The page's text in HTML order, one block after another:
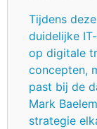
Tijdens
duidelijke
op digitale
concepten,
past bij de
Mark
strategie